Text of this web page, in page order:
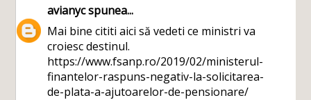
avianycspunea...
Mai bine cititi aici să vedeti ce ministri va
croiesc destinul.
https://www.fsanp.ro/2019/02/ministerul-
finantelor-raspuns-negativ-la-solicitarea-
de-plata-a-ajutoarelor-de-pensionare/